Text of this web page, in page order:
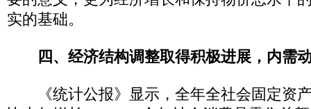
实的基础。
四、经济结构调整取得积极进展，内需
《统计公报》显示，全年全社会固定资产